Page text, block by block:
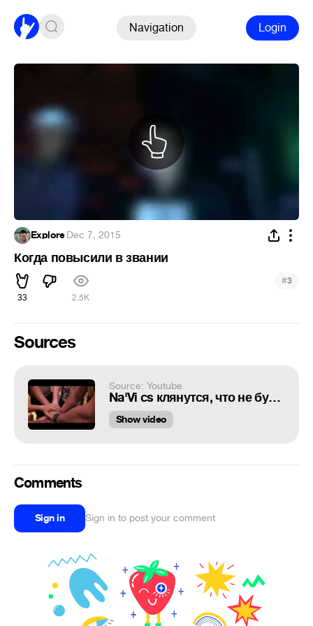
Navigation Login
Explore·Dec 7, 2015
Когда повысили в звании
33 2.5K
#3
Sources
Source: Youtube
Na'Vi cs клянутся, что не будут пить
Show video
Comments
Sign in Sign in to post your comment